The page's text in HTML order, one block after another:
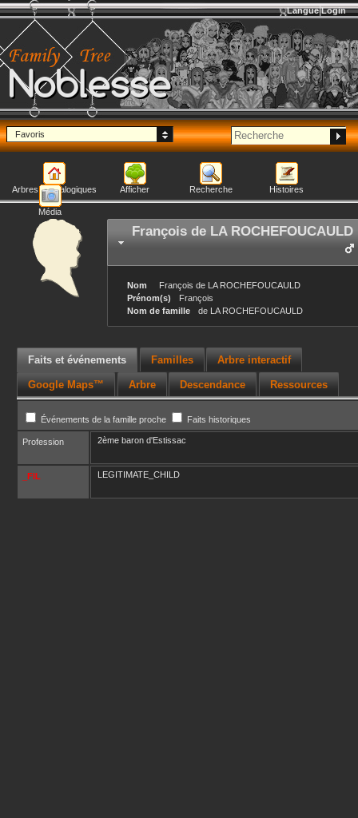
Noblesse
Langue Login
Favoris
Arbres généalogiques Afficher Recherche Histoires
Média
François de LA ROCHEFOUCAULD
Nom François de LA ROCHEFOUCAULD
Prénom(s)
François
Nom de famille
de LA ROCHEFOUCAULD
Faits et événements Familles Arbre interactif
Google Maps™ Arbre Descendance Ressources
Événements de la famille proche Faits historiques
Profession 2ème baron d'Estissac
_FIL LEGITIMATE_CHILD